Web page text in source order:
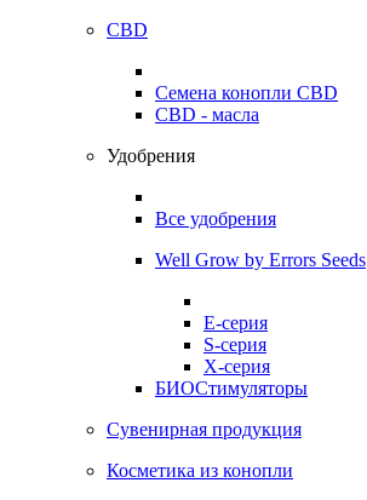
CBD
Семена конопли CBD
CBD - масла
Удобрения
Все удобрения
Well Grow by Errors Seeds
E-серия
S-серия
X-серия
БИОСтимуляторы
Сувенирная продукция
Косметика из конопли